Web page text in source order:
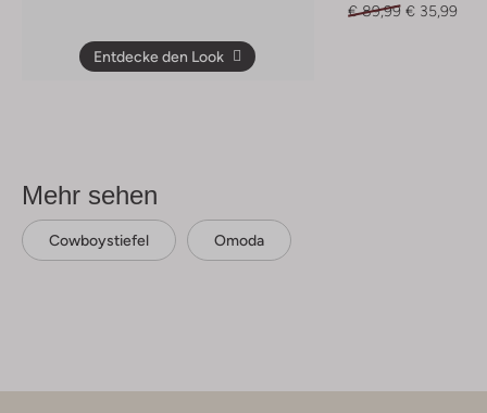
Entdecke den Look
€ 89,99 € 35,99
Mehr sehen
Cowboystiefel Omoda